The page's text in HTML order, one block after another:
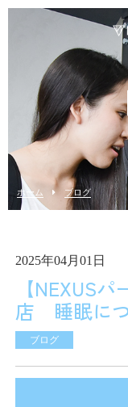
ホーム ブログ
2025年04月01日
【NEXUS
店 睡眠に
ブログ